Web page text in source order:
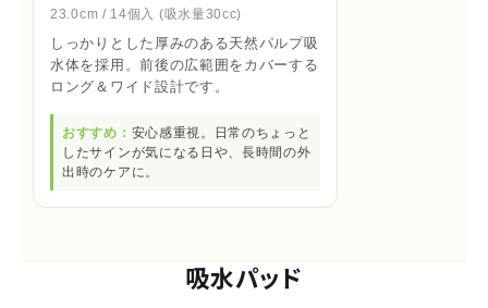
23.0cm / 14個入 (吸水量30cc)
しっかりとした厚みのある天然パルプ吸
水体を採用。前後の広範囲をカバーする
ロング＆ワイド設計です。
おすすめ： 安心感重視。日常のちょっと
したサインが気になる日や、長時間の外
出時のケアに。
吸水パッド